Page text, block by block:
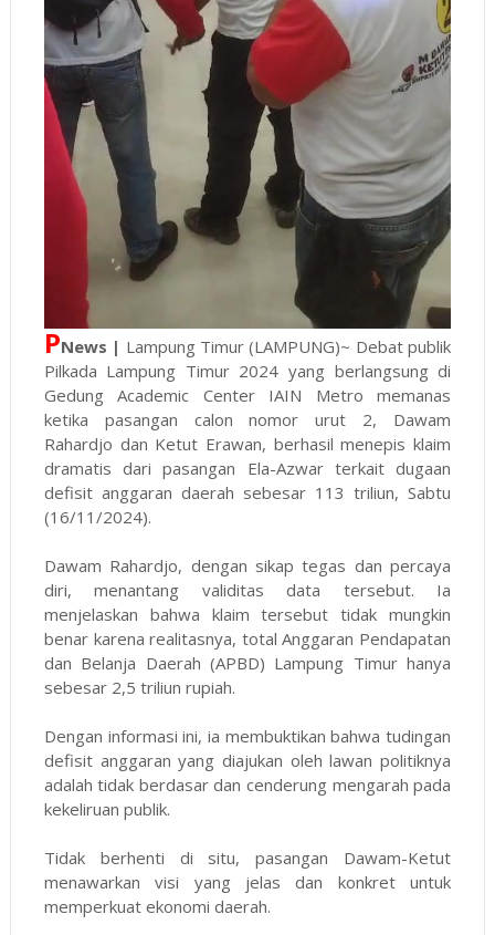
PNews | Lampung Timur (LAMPUNG)~ Debat publik
Pilkada Lampung Timur 2024 yang berlangsung di
Gedung Academic Center IAIN Metro memanas
ketika pasangan calon nomor urut 2, Dawam
Rahardjo dan Ketut Erawan, berhasil menepis klaim
dramatis dari pasangan Ela-Azwar terkait dugaan
defisit anggaran daerah sebesar 113 triliun, Sabtu
(16/11/2024).
Dawam Rahardjo, dengan sikap tegas dan percaya
diri, menantang validitas data tersebut. Ia
menjelaskan bahwa klaim tersebut tidak mungkin
benar karena realitasnya, total Anggaran Pendapatan
dan Belanja Daerah (APBD) Lampung Timur hanya
sebesar 2,5 triliun rupiah.
Dengan informasi ini, ia membuktikan bahwa tudingan
defisit anggaran yang diajukan oleh lawan politiknya
adalah tidak berdasar dan cenderung mengarah pada
kekeliruan publik.
Tidak berhenti di situ, pasangan Dawam-Ketut
menawarkan visi yang jelas dan konkret untuk
memperkuat ekonomi daerah.